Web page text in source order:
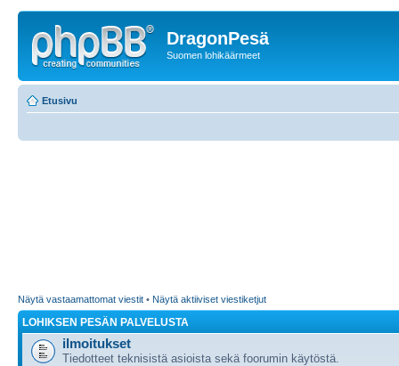
DragonPesä
Suomen lohikäärmeet
Etusivu
Näytä vastaamattomat viestit • Näytä aktiiviset viestiketjut
LOHIKSEN PESÄN PALVELUSTA
ilmoitukset
Tiedotteet teknisistä asioista sekä foorumin käytöstä.